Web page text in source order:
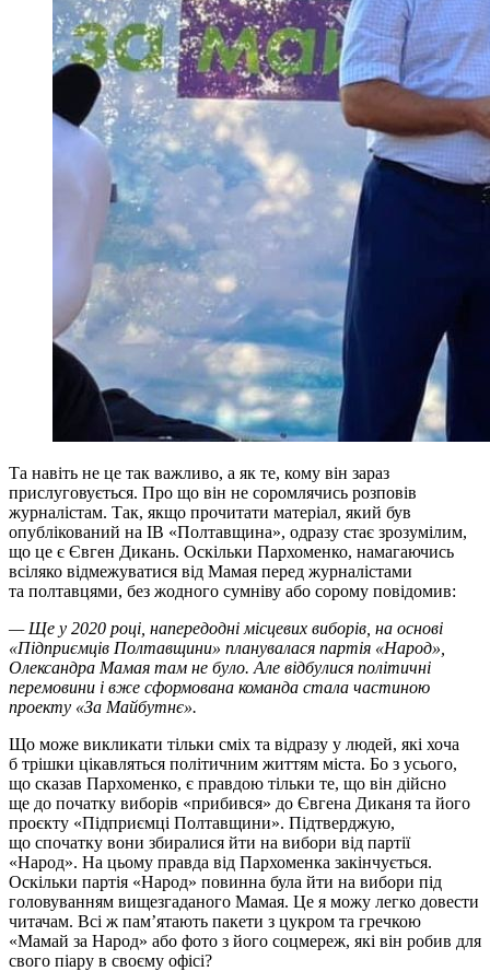
Та навіть не це так важливо, а як те, кому він зараз
прислуговується. Про що він не соромлячись розповів
журналістам. Так, якщо прочитати матеріал, який був
опублікований на ІВ «Полтавщина», одразу стає зрозумілим,
що це є Євген Дикань. Оскільки Пархоменко, намагаючись
всіляко відмежуватися від Мамая перед журналістами
та полтавцями, без жодного сумніву або сорому повідомив:
— Ще у 2020 році, напередодні місцевих виборів, на основі
«Підприємців Полтавщини» планувалася партія «Народ»,
Олександра Мамая там не було. Але відбулися політичні
перемовини і вже сформована команда стала частиною
проекту «За Майбутнє».
Що може викликати тільки сміх та відразу у людей, які хоча
б трішки цікавляться політичним життям міста. Бо з усього,
що сказав Пархоменко, є правдою тільки те, що він дійсно
ще до початку виборів «прибився» до Євгена Диканя та його
проєкту «Підприємці Полтавщини». Підтверджую,
що спочатку вони збиралися йти на вибори від партії
«Народ». На цьому правда від Пархоменка закінчується.
Оскільки партія «Народ» повинна була йти на вибори під
головуванням вищезгаданого Мамая. Це я можу легко довести
читачам. Всі ж пам’ятають пакети з цукром та гречкою
«Мамай за Народ» або фото з його соцмереж, які він робив для
свого піару в своєму офісі?